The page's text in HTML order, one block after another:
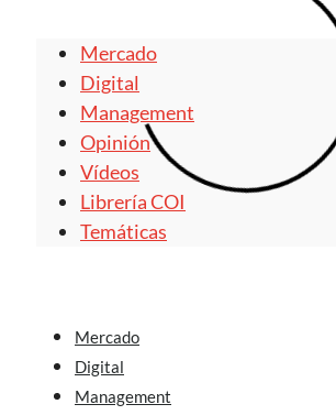
Mercado
Digital
Management
Opinión
Vídeos
Librería COI
Temáticas
Mercado
Digital
Management